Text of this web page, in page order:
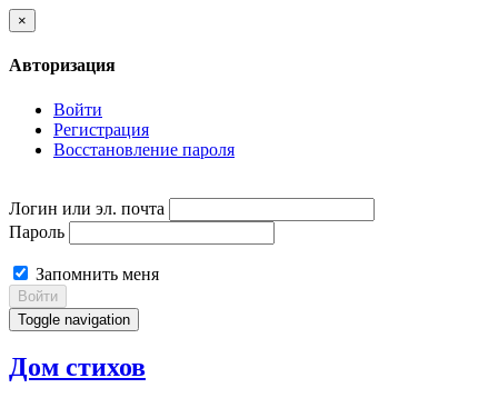
×
Авторизация
Войти
Регистрация
Восстановление пароля
Логин или эл. почта
Пароль
Запомнить меня
Войти
Toggle navigation
Дом стихов